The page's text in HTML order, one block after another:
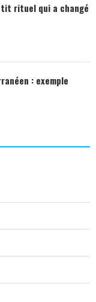
rituel qui a changé
: exemple